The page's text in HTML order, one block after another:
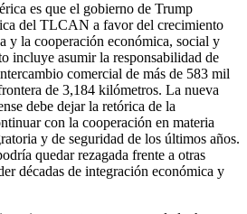
es que el gobierno de Trump
del TLCAN a favor del crecimiento
y la cooperación económica, social y
incluye asumir la responsabilidad de
comercial de más de 583 mil
de 3,184 kilómetros. La nueva
debe dejar la retórica de la
con la cooperación en materia
y de seguridad de los últimos años.
quedar rezagada frente a otras
décadas de integración económica y